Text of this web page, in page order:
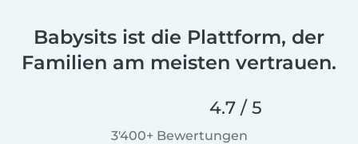
Babysits ist die Plattform, der
Familien am meisten vertrauen.
4.7 / 5
3'400+ Bewertungen